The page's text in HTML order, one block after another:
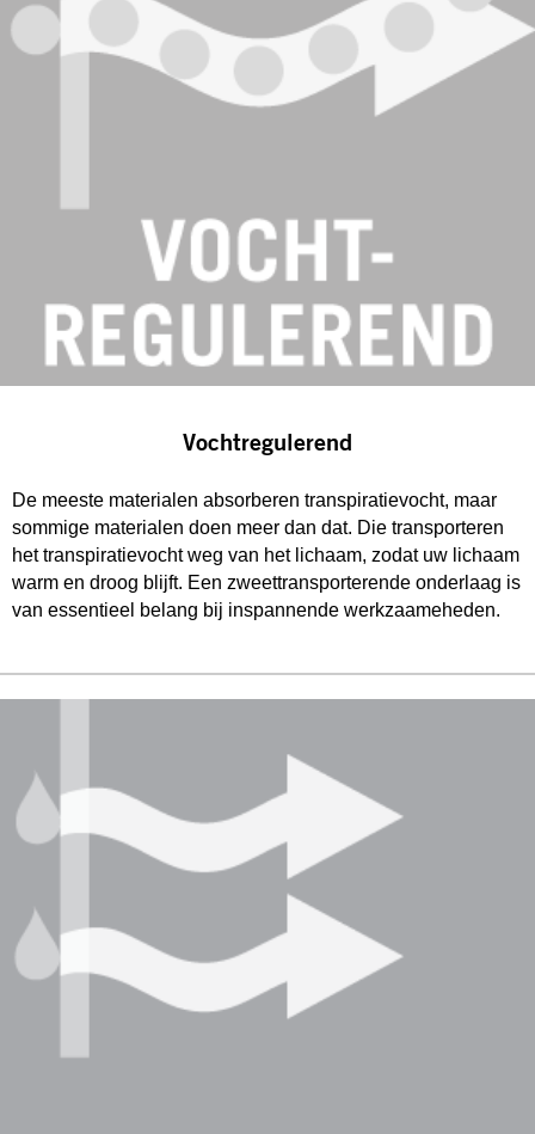
Vochtregulerend
De meeste materialen absorberen transpiratievocht, maar
sommige materialen doen meer dan dat. Die transporteren
het transpiratievocht weg van het lichaam, zodat uw lichaam
warm en droog blijft. Een zweettransporterende onderlaag is
van essentieel belang bij inspannende werkzaameheden.